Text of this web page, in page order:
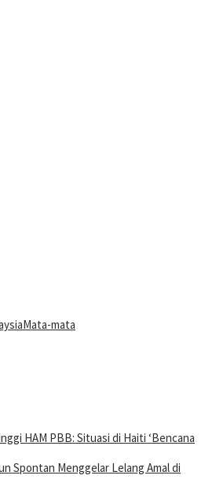
Mata-mata
HAM PBB: Situasi di Haiti ‘Bencana
Spontan Menggelar Lelang Amal di